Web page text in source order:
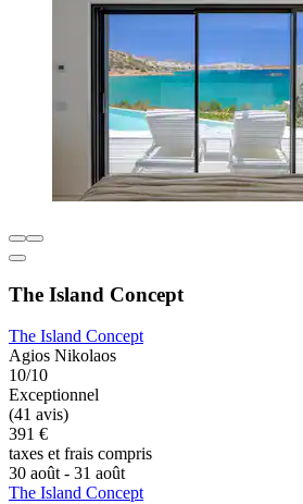
The Island Concept
The Island Concept
Agios Nikolaos
10/10
Exceptionnel
(41 avis)
391 €
taxes et frais compris
30 août - 31 août
The Island Concept